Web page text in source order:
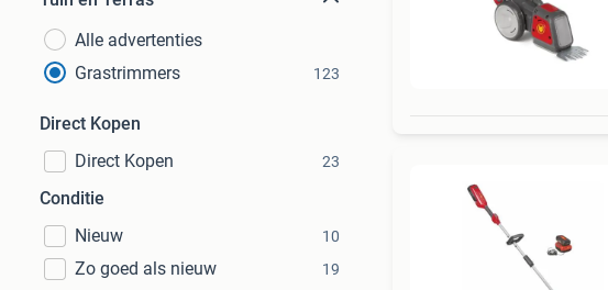
Alle advertenties
Grastrimmers
123
Direct Kopen
Direct Kopen
23
Conditie
Nieuw
10
Zo goed als nieuw 19